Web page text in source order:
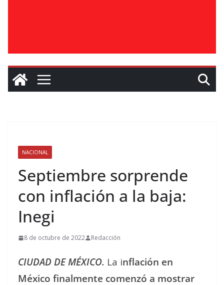
NACIONAL
Septiembre sorprende
con inflación a la baja:
Inegi
8 de octubre de 2022 Redacción
CIUDAD DE MÉXICO. La inflación en
México finalmente comenzó a mostrar